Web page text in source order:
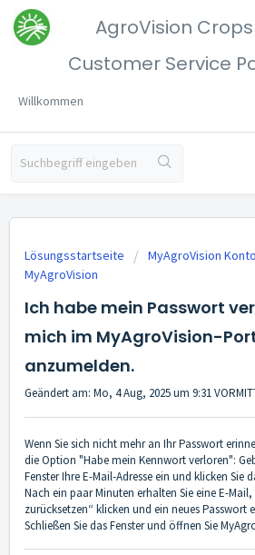
AgroVision
Customer Service
Willkommen
Lösungsstartseite MyAgroVision Konto
MyAgroVision
Ich habe mein Passwort
mich im MyAgroVision-
anzumelden.
Geändert am: Mo, 4 Aug, 2025 um 9:31
Wenn Sie sich nicht mehr an Ihr Passwort
die Option "Habe mein Kennwort verloren":
Fenster Ihre E-Mail-Adresse ein und klicken Sie
Nach ein paar Minuten erhalten Sie eine E-
zurücksetzen“ klicken und ein neues Passwort
Schließen Sie das Fenster und öffnen Sie